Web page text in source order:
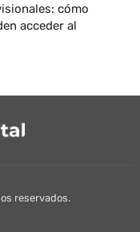
cómo
acceder al
reservados.